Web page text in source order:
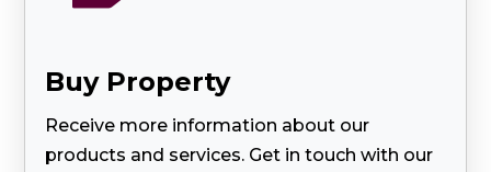
Buy Property
Receive more information about our
products and services. Get in touch with our